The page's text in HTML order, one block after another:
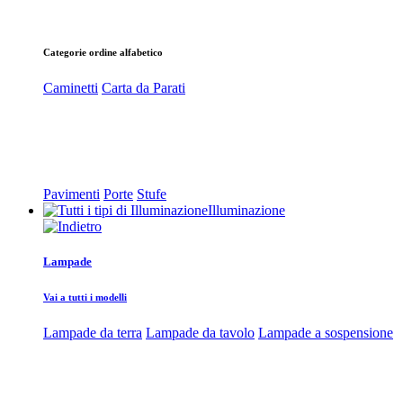
Categorie ordine alfabetico
Caminetti Carta da Parati
Pavimenti Porte Stufe
Illuminazione
Lampade
Vai a tutti i modelli
Lampade da terra Lampade da tavolo Lampade a sospensione